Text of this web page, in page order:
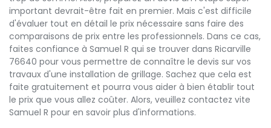
important devrait-être fait en premier. Mais c'est difficile
d'évaluer tout en détail le prix nécessaire sans faire des
comparaisons de prix entre les professionnels. Dans ce cas,
faites confiance à Samuel R qui se trouver dans Ricarville
76640 pour vous permettre de connaître le devis sur vos
travaux d'une installation de grillage. Sachez que cela est
faite gratuitement et pourra vous aider à bien établir tout
le prix que vous allez coûter. Alors, veuillez contactez vite
Samuel R pour en savoir plus d'informations.